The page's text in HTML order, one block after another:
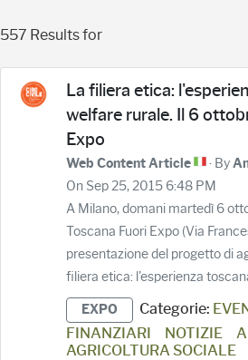
557 Results for
La filiera etica:
welfare rurale. Il 6
Expo
Web Content Article · By
On Sep 25, 2015 6:48 PM
A Milano, domani martedì 6
Toscana Fuori Expo (Via
presentazione del progetto di
filiera etica: l'esperienza
EXPO Categorie:
FINANZIARI
NOTIZIE
AGRICOLTURA SOCIALE